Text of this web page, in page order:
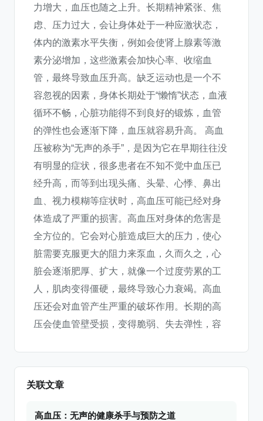
力增大，血压也随之上升。长期精神紧张、焦
虑、压力过大，会让身体处于一种应激状态，
体内的激素水平失衡，例如会使肾上腺素等激
素分泌增加，这些激素会加快心率、收缩血
管，最终导致血压升高。缺乏运动也是一个不
容忽视的因素，身体长期处于“懒惰”状态，血液
循环不畅，心脏功能得不到良好的锻炼，血管
的弹性也会逐渐下降，血压就容易升高。 高血
压被称为“无声的杀手”，是因为它在早期往往没
有明显的症状，很多患者在不知不觉中血压已
经升高，而等到出现头痛、头晕、心悸、鼻出
血、视力模糊等症状时，高血压可能已经对身
体造成了严重的损害。高血压对身体的危害是
全方位的。它会对心脏造成巨大的压力，使心
脏需要克服更大的阻力来泵血，久而久之，心
脏会逐渐肥厚、扩大，就像一个过度劳累的工
人，肌肉变得僵硬，最终导致心力衰竭。高血
压还会对血管产生严重的破坏作用。长期的高
压会使血管壁受损，变得脆弱、失去弹性，容
关联文章
高血压：无声的健康杀手与预防之道